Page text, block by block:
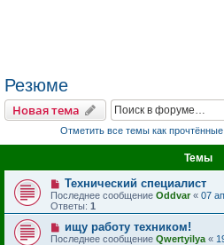
Резюме
Новая тема
Отметить все темы как прочтённые
Темы
Технический специалист
Последнее сообщение Oddvar« 07
Ответы: 1
ищу работу техником!
Последнее сообщение Qwertyilya «